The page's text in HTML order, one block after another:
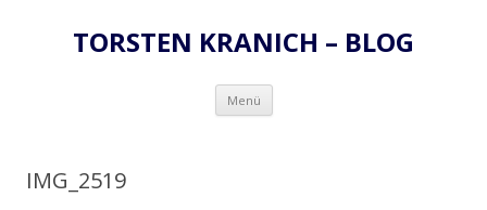
TORSTEN KRANICH – BLOG
Menü Zum
springen
IMG_2519